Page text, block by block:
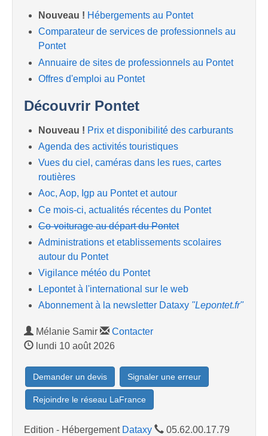
Nouveau ! Hébergements au Pontet
Comparateur de services de professionnels au
Pontet
Annuaire de sites de professionnels au Pontet
Offres d'emploi au Pontet
Découvrir Pontet
Nouveau ! Prix et disponibilité des carburants
Agenda des activités touristiques
Vues du ciel, caméras dans les rues, cartes
routières
Aoc, Aop, Igp au Pontet et autour
Ce mois-ci, actualités récentes du Pontet
Co-voiturage au départ du Pontet
Administrations et etablissements scolaires
autour du Pontet
Vigilance météo du Pontet
Lepontet à l'international sur le web
Abonnement à la newsletter Dataxy "Lepontet.fr"
Mélanie Samir
Contacter
lundi 10 août 2026
Demander un devis Signaler une erreur
Rejoindre le réseau LaFrance
Edition - Hébergement Dataxy
05.62.00.17.79